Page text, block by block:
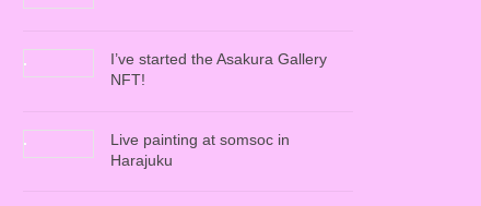
I’ve started the Asakura Gallery
NFT!
Live painting at somsoc in
Harajuku